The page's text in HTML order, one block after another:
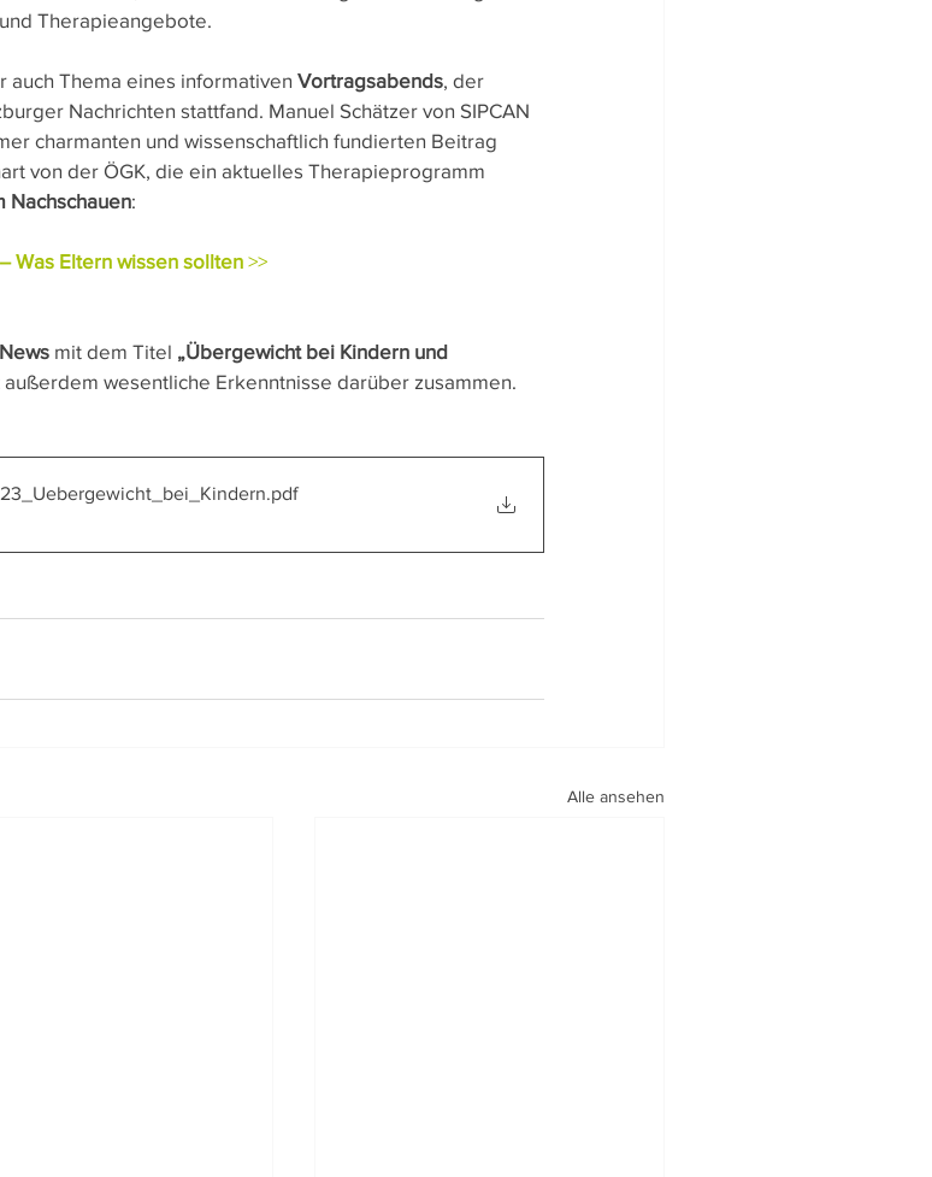
Therapieangebote.
auch Thema eines informativen Vortragsabends , der
Nachrichten stattfand. Manuel Schätzer von SIPCAN
charmanten und wissenschaftlich fundierten Beitrag
von der ÖGK, die ein aktuelles Therapieprogramm
Nachschauen:
Was Eltern wissen sollten >>
mit dem Titel „Übergewicht bei Kindern und
außerdem wesentliche Erkenntnisse darüber zusammen.
.pdf
Alle ansehen